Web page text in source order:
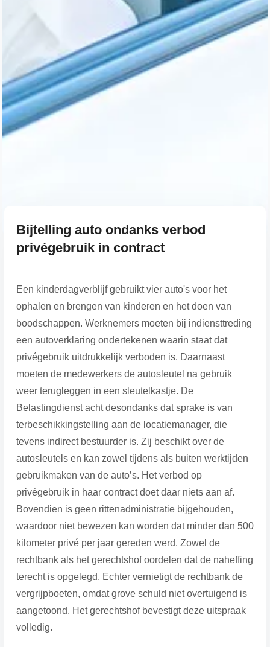
Bijtelling auto ondanks verbod
privégebruik in contract
Een kinderdagverblijf gebruikt vier auto's voor het
ophalen en brengen van kinderen en het doen van
boodschappen. Werknemers moeten bij indiensttreding
een autoverklaring ondertekenen waarin staat dat
privégebruik uitdrukkelijk verboden is. Daarnaast
moeten de medewerkers de autosleutel na gebruik
weer terugleggen in een sleutelkastje. De
Belastingdienst acht desondanks dat sprake is van
terbeschikkingstelling aan de locatiemanager, die
tevens indirect bestuurder is. Zij beschikt over de
autosleutels en kan zowel tijdens als buiten werktijden
gebruikmaken van de auto’s. Het verbod op
privégebruik in haar contract doet daar niets aan af.
Bovendien is geen rittenadministratie bijgehouden,
waardoor niet bewezen kan worden dat minder dan 500
kilometer privé per jaar gereden werd. Zowel de
rechtbank als het gerechtshof oordelen dat de naheffing
terecht is opgelegd. Echter vernietigt de rechtbank de
vergrijpboeten, omdat grove schuld niet overtuigend is
aangetoond. Het gerechtshof bevestigt deze uitspraak
volledig.